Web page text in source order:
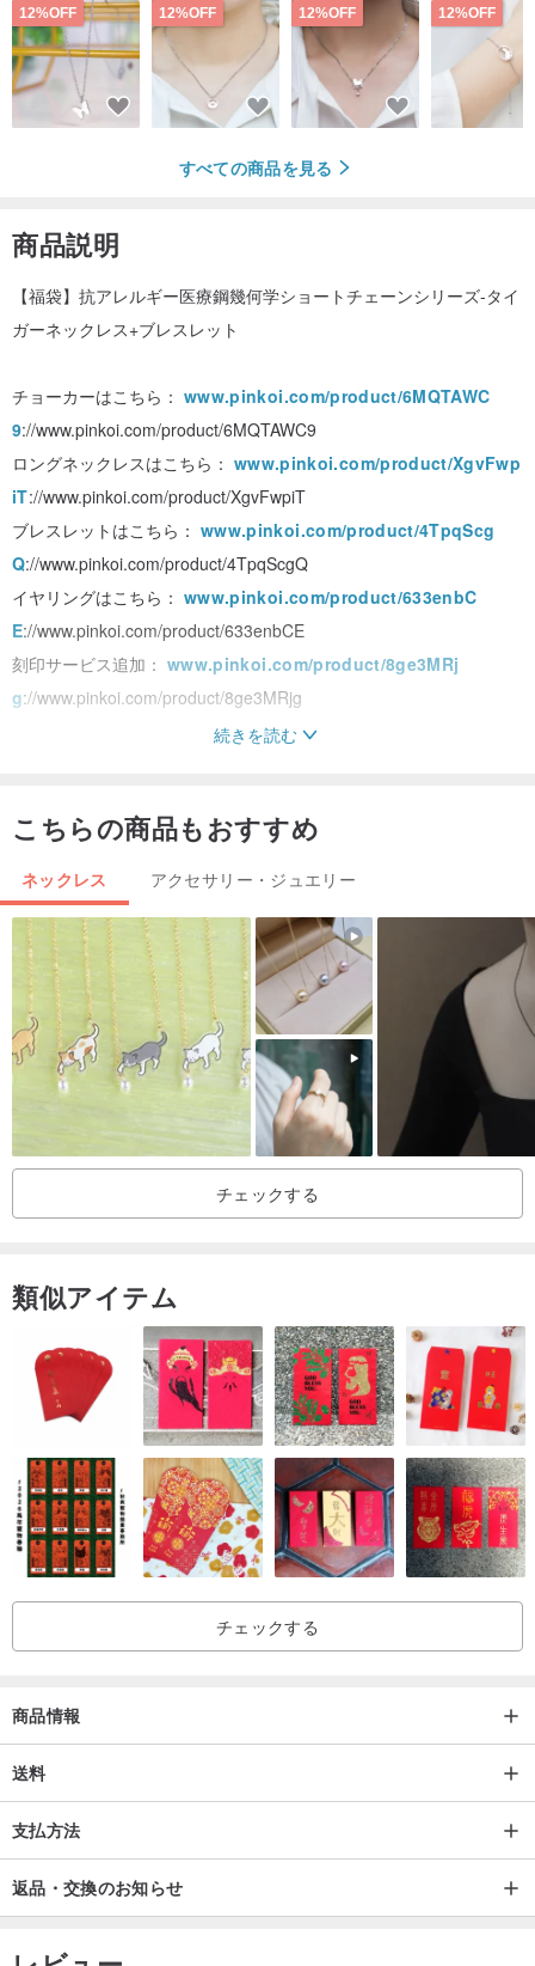
12%OFF 12%OFF 12%OFF 12%OFF
すべての商品を見る
商品説明
【福袋】抗アレルギー医療鋼幾何学ショートチェーンシリーズ-タイ
ガーネックレス+ブレスレット
チョーカーはこちら： www.pinkoi.com/product/6MQTAWC
9://www.pinkoi.com/product/6MQTAWC9
ロングネックレスはこちら： www.pinkoi.com/product/XgvFwp
iT://www.pinkoi.com/product/XgvFwpiT
ブレスレットはこちら： www.pinkoi.com/product/4TpqScg
Q://www.pinkoi.com/product/4TpqScgQ
イヤリングはこちら： www.pinkoi.com/product/633enbC
E://www.pinkoi.com/product/633enbCE
刻印サービス追加： www.pinkoi.com/product/8ge3MRj
g://www.pinkoi.com/product/8ge3MRjg
高硬度、変形しにくい、腐食しない、変色しない、退色しない、ア
実用性を兼ね備えています。
メンテナンス
316Lホワイトスチール ジュエリーはお手入れがとても簡単で、目の
細かい綿布で拭くだけで輝きを保ちます。表面に汚れがある場合
は、
ぬるま湯を使用し、中性洗剤を浸した目の細かい綿の布でやさしく
拭き取り、クリーニング後は乾拭きしてください。
続きを読む
こちらの商品もおすすめ
ネックレス アクセサリー・ジュエリー
チェックする
類似アイテム
チェックする
商品情報
送料
支払方法
返品・交換のお知らせ